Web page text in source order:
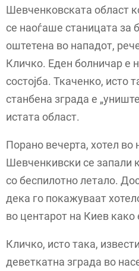
Шевченковската област
се наоѓаше станицата
оштетена во нападот,
Кличко. Еден болничар е
состојба. Ткаченко, исто
станбена зграда е
истата област.
Порано вечерта, хотел во
Шевченкивски се запали
со беспилотно летало.
дека го покажуваат
во центарот на Киев како
Кличко, исто така,
деветкатна зграда во